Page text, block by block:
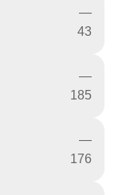
—
43
—
185
—
176